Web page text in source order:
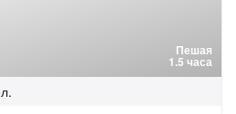
Пешая
1.5 часа